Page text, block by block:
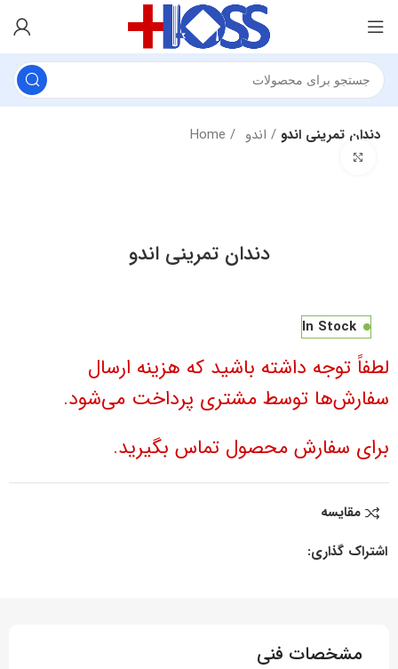
Home دندان تمرینی اندو
دندان تمرینی اندو
In Stock
لطفاً توجه داشته باشید که هزینه ارسال
سفارش‌ها توسط مشتری پرداخت می‌شود.
برای سفارش محصول تماس بگیرید.
مقایسه
اشتراک گذاری:
مشخصات فنی